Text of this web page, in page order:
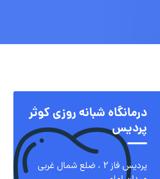
درمانگاه شبانه روزی کوثر
پردیس
پردیس فاز 2 ، ضلع شمال غربی